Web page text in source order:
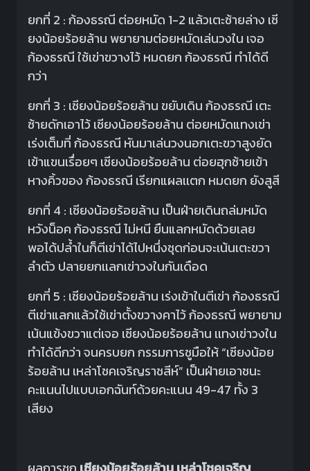
ยกที่ 2 : ก้องธรณี ต่อยหมัด 1-2 แล้วเตะซ้ายล่าง เซี
ยงน้อยร้อยล้าน พยายามต่อยหมัดเล่นวงใน เจอ
ก้องธรณี ใช้เข่าขวางไว้ หมดยก ก้องธรณี ทำได้ดี
กว่า
ยกที่ 3 : เซียงน้อยร้อยล้าน ขยับเดิน ก้องธรณี เตะ
ซ้ายดักเอาไว้ เซียงน้อยร้อยล้าน ต่อยหมัดแทงเข่า
เร่งเต็มที่ ก้องธรณี หันมาเล่นวงนอกเตะขวาสูงยัด
เข้าแขนเรื่อยๆ เซียงน้อยร้อยล้าน ต่อยฮุกซ้ายเข้า
หางคิ้วของ ก้องธรณี เรียกแผลเเตก หมดยก ยังสูสี
ยกที่ 4 : เซียงน้อยร้อยล้าน เป็นฝ่ายเดินถล่มหมัด
หวังน็อค ก้องธรณี ไม่หนี ยืนแลกหมัดด้วยเลย
พอได้ปล้ำในก็ตีเข่าได้ไปหนึ่งชุดก่อนจะเน้นเตะขวา
ลำตัว ปลายยกเเลกเข่าวงในกันเดือด
ยกที่ 5 : เซียงน้อยร้อยล้าน เร่งเข้าในตีเข่า ก้องธรณี
ตีเข่าแลกแล้วใช้เข่าตั้งขวางคาไว้ ก้องธรณี พยายาม
เน้นแข้งขวาแต่เจอ เซียงน้อยร้อยล้าน เเทงเข่าวงใน
ทำได้ดีกว่า จนครบยก กรรมการชูมือให้ “เซียงน้อย
ร้อยล้าน เหล่าโชคเจริญราชสีห์” เป็นฝ่ายเอาชนะ
คะแนนไปแบบเอกฉันท์ด้วยคะแนน 49-47 ทั้ง 3
เสียง